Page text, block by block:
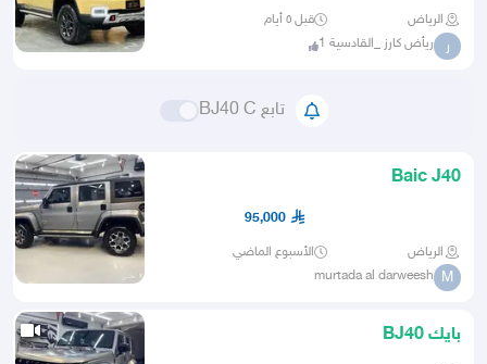
الرياض قبل ٥ أيام
ر ريأض كارز _القادسية 1
تابع BJ40 C
Baic J40
95,000
الرياض الأسبوع الماضي
M
murtada al darweesh
بايك BJ40